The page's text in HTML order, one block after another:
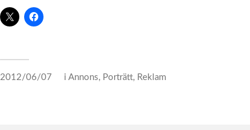
2012/06/07 i Annons, Porträtt, Reklam